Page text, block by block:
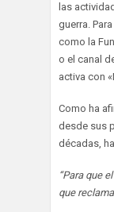
las
guerra.
como la
o el canal
activa con
Como ha
desde sus
décadas,
“Para que
que